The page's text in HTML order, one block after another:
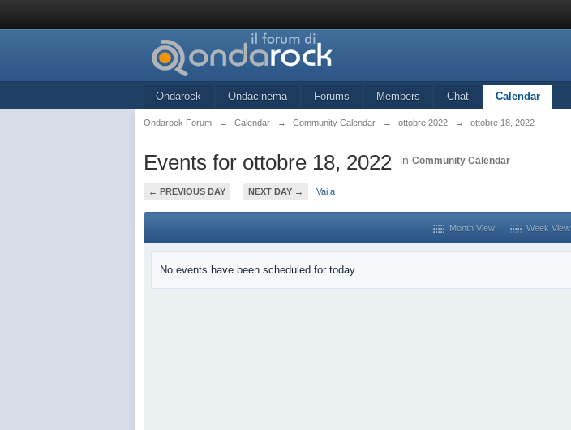
Ondarock Ondacinema Forums Members Chat Calendar
Ondarock Forum → Calendar → Community Calendar → ottobre 2022 → ottobre 18, 2022
Events for ottobre 18, 2022 in Community Calendar
← PREVIOUS DAY NEXT DAY → Vai a
Month View Week View
No events have been scheduled for today.